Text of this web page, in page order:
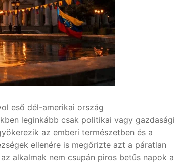
eső dél-amerikai ország
leginkább csak politikai vagy gazdasági
az emberi természetben és a
ellenére is megőrizte azt a páratlan
alkalmak nem csupán piros betűs napok a